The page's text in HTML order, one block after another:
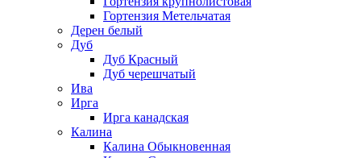
Гортензия Метельчатая
Дерен белый
Дуб
Дуб Красный
Дуб черешчатый
Ива
Ирга
Ирга канадская
Калина
Калина Обыкновенная